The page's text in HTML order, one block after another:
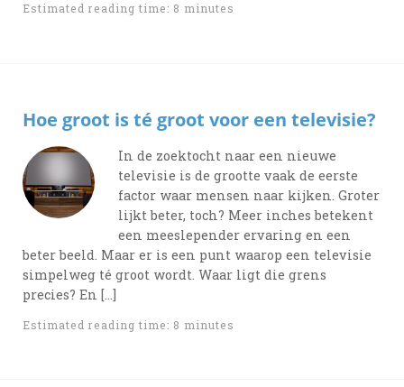
Estimated reading time: 8 minutes
Hoe groot is té groot voor een televisie?
In de zoektocht naar een nieuwe
televisie is de grootte vaak de eerste
factor waar mensen naar kijken. Groter
lijkt beter, toch? Meer inches betekent
een meeslepender ervaring en een
beter beeld. Maar er is een punt waarop een televisie
simpelweg té groot wordt. Waar ligt die grens
precies? En […]
Estimated reading time: 8 minutes